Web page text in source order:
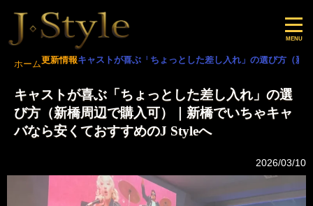
ホーム更新情報キャストが喜ぶ「ちょっとした差し入れ」の選び方（
キャストが喜ぶ「ちょっとした差し入れ」の選
び方（新橋周辺で購入可）｜新橋でいちゃキャ
バなら安くておすすめのJ Styleへ
2026/03/10